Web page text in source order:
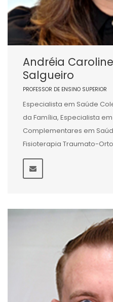
Andréia
Salgueiro
PROFESSOR DE ENSINO SUPERIOR
Especialista em Saúde
da Família, Especialista
Complementares em
Fisioterapia Traumato-